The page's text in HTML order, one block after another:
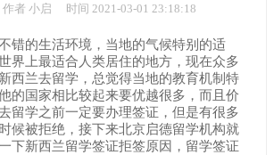
作者 小启 时间 2021-03-01 23:18:18
错的生活环境，当地的气候特别的适
界上最适合人类居住的地方，现在众多
西兰去留学，总觉得当地的教育机制特
的国家相比较起来要优越很多，而且价
留学之前一定要办理签证，但是有很多
候被拒绝，接下来北京启德留学机构就
下新西兰留学签证拒签原因，留学签证